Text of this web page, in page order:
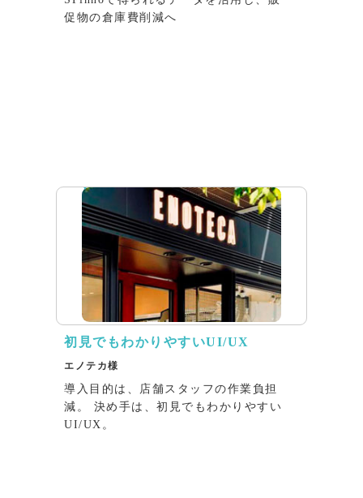
促物の倉庫費削減へ
初見でもわかりやすいUI/UX
エノテカ様
導入目的は、店舗スタッフの作業負担
減。 決め手は、初見でもわかりやすい
UI/UX。